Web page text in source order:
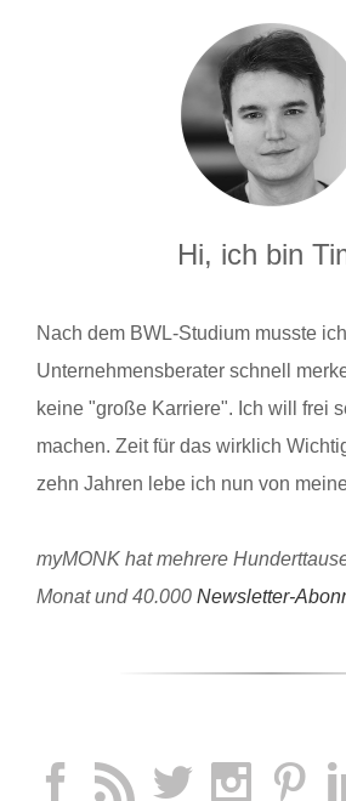
Hi, ich bin
Nach dem BWL-Studium musste
Unternehmensberater schnell
keine "große Karriere". Ich will frei
machen. Zeit für das wirklich
zehn Jahren lebe ich nun von
myMONK hat mehrere
Monat und 40.000 Newsletter-